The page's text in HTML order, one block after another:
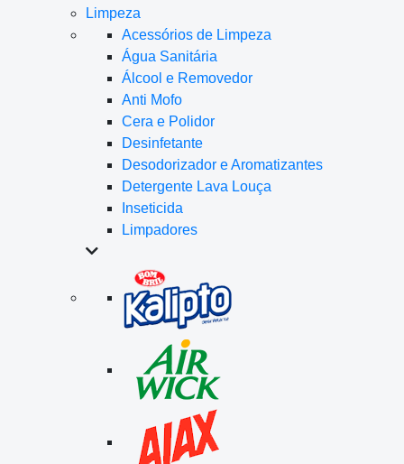
Limpeza
Acessórios de Limpeza
Água Sanitária
Álcool e Removedor
Anti Mofo
Cera e Polidor
Desinfetante
Desodorizador e Aromatizantes
Detergente Lava Louça
Inseticida
Limpadores